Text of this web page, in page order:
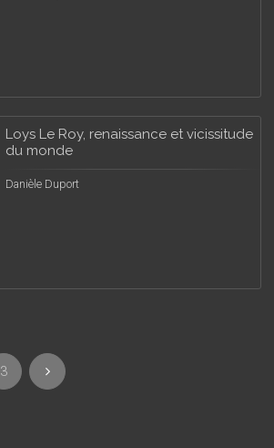
Loys Le Roy, renaissance et vicissitude
du monde
Danièle Duport
3